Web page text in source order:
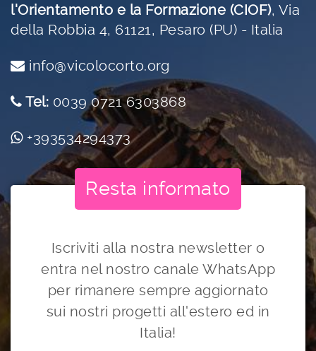
l'Orientamento e la Formazione (CIOF), Via
della Robbia 4, 61121, Pesaro (PU) - Italia
info@vicolocorto.org
Tel: 0039 0721 6303868
+393534294373
Resta informato
Iscriviti alla nostra newsletter o
entra nel nostro canale WhatsApp
per rimanere sempre aggiornato
sui nostri progetti all'estero ed in
Italia!